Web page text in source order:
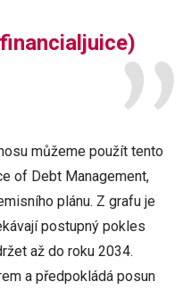
můžeme použít tento
of Debt Management,
plánu. Z grafu je
postupný pokles
až do roku 2034.
a předpokládá posun